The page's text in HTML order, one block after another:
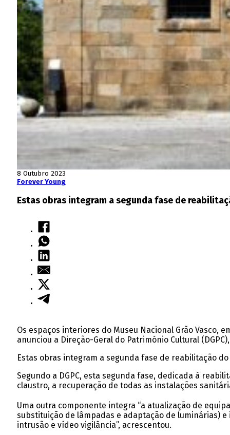
8 Outubro 2023
Forever Young
Estas obras integram a segunda fase de
Os espaços interiores do Museu Nacional Grão Vasco,
anunciou a Direção-Geral do Património Cultural
Estas obras integram a segunda fase de reabilitação
Segundo a DGPC, esta segunda fase, dedicada à
claustro, a recuperação de todas as instalações
Uma outra componente integra “a atualização de
substituição de lâmpadas e adaptação de luminárias)
intrusão e vídeo vigilância”, acrescentou.